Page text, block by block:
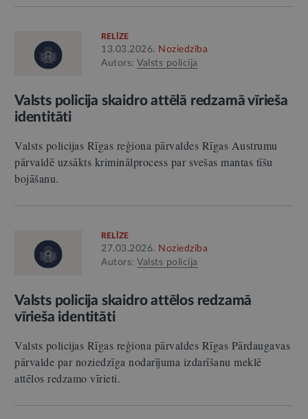
RELĪZE
13.03.2026. Noziedzība
Autors: Valsts policija
Valsts policija skaidro attēlā redzamā vīrieša
identitāti
Valsts policijas Rīgas reģiona pārvaldes Rīgas Austrumu
pārvaldē uzsākts kriminālprocess par svešas mantas tīšu
bojāšanu.
RELĪZE
27.03.2026. Noziedzība
Autors: Valsts policija
Valsts policija skaidro attēlos redzamā
vīrieša identitāti
Valsts policijas Rīgas reģiona pārvaldes Rīgas Pārdaugavas
pārvalde par noziedzīga nodarījuma izdarīšanu meklē
attēlos redzamo vīrieti.